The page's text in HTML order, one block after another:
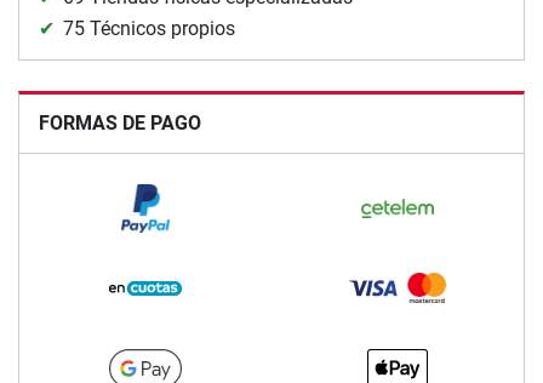
75 Técnicos propios
FORMAS DE PAGO